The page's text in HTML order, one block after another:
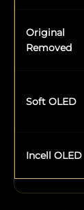
Original
Removed
Soft OLED
Incell OLED